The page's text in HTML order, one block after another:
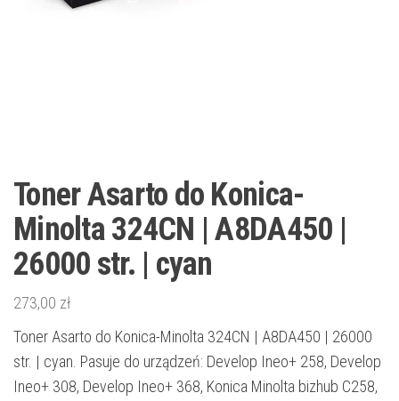
Toner Asarto do Konica-
Minolta 324CN | A8DA450 |
26000 str. | cyan
273,00 zł
Toner Asarto do Konica-Minolta 324CN | A8DA450 | 26000
str. | cyan. Pasuje do urządzeń: Develop Ineo+ 258, Develop
Ineo+ 308, Develop Ineo+ 368, Konica Minolta bizhub C258,